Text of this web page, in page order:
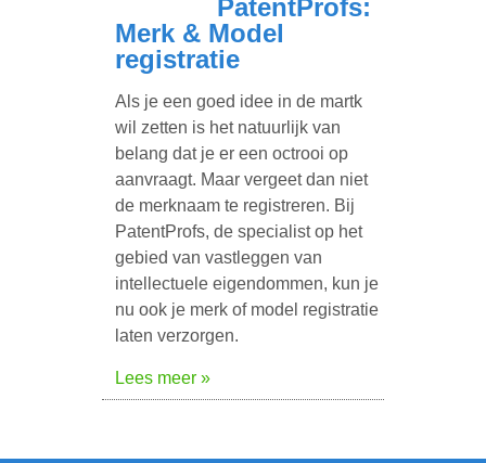
PatentProfs:
Merk & Model
registratie
Als je een goed idee in de martk
wil zetten is het natuurlijk van
belang dat je er een octrooi op
aanvraagt. Maar vergeet dan niet
de merknaam te registreren. Bij
PatentProfs, de specialist op het
gebied van vastleggen van
intellectuele eigendommen, kun je
nu ook je merk of model registratie
laten verzorgen.
Lees meer »